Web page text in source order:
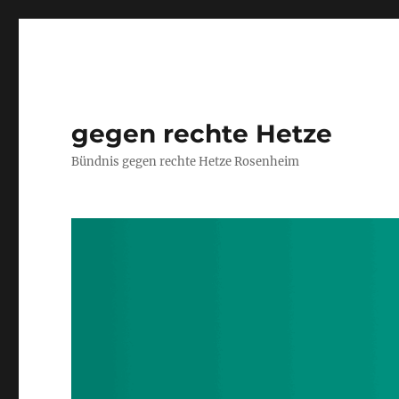
gegen rechte Hetze
Bündnis gegen rechte Hetze Rosenheim